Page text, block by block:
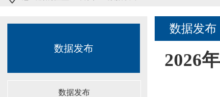
数据发布
数据发布
数据发布
2026